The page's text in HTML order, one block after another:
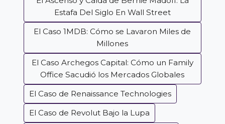
Estafa Del Siglo En Wall Street
El Caso 1MDB: Cómo se Lavaron Miles de
Millones
El Caso Archegos Capital: Cómo un Family
Office Sacudió los Mercados Globales
El Caso de Renaissance Technologies
El Caso de Revolut Bajo la Lupa